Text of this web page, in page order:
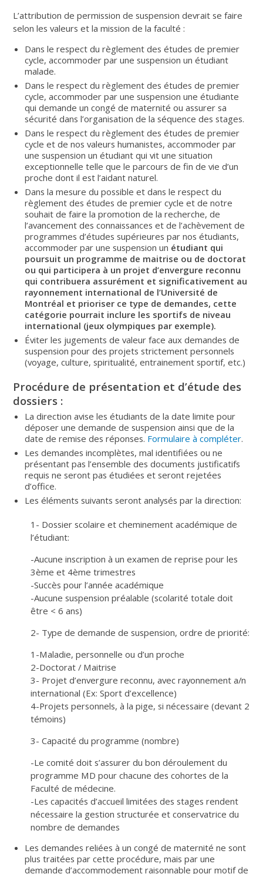
L’attribution de permission de suspension devrait se faire
selon les valeurs et la mission de la faculté :
Dans le respect du règlement des études de premier
cycle, accommoder par une suspension un étudiant
malade.
Dans le respect du règlement des études de premier
cycle, accommoder par une suspension une étudiante
qui demande un congé de maternité ou assurer sa
sécurité dans l’organisation de la séquence des stages.
Dans le respect du règlement des études de premier
cycle et de nos valeurs humanistes, accommoder par
une suspension un étudiant qui vit une situation
exceptionnelle telle que le parcours de fin de vie d’un
proche dont il est l’aidant naturel.
Dans la mesure du possible et dans le respect du
règlement des études de premier cycle et de notre
souhait de faire la promotion de la recherche, de
l’avancement des connaissances et de l’achèvement de
programmes d’études supérieures par nos étudiants,
accommoder par une suspension un étudiant qui
poursuit un programme de maitrise ou de doctorat
ou qui participera à un projet d’envergure reconnu
qui contribuera assurément et significativement au
rayonnement international de l’Université de
Montréal et prioriser ce type de demandes, cette
catégorie pourrait inclure les sportifs de niveau
international (jeux olympiques par exemple).
Éviter les jugements de valeur face aux demandes de
suspension pour des projets strictement personnels
(voyage, culture, spiritualité, entrainement sportif, etc.)
Procédure de présentation et d’étude des
dossiers :
La direction avise les étudiants de la date limite pour
déposer une demande de suspension ainsi que de la
date de remise des réponses. Formulaire à compléter.
Les demandes incomplètes, mal identifiées ou ne
présentant pas l’ensemble des documents justificatifs
requis ne seront pas étudiées et seront rejetées
d’office.
Les éléments suivants seront analysés par la direction:
1- Dossier scolaire et cheminement académique de
l’étudiant:
-Aucune inscription à un examen de reprise pour les
3ème et 4ème trimestres
-Succès pour l’année académique
-Aucune suspension préalable (scolarité totale doit
être < 6 ans)
2- Type de demande de suspension, ordre de priorité:
1-Maladie, personnelle ou d’un proche
2-Doctorat / Maitrise
3- Projet d’envergure reconnu, avec rayonnement a/n
international (Ex: Sport d’excellence)
4-Projets personnels, à la pige, si nécessaire (devant 2
témoins)
3- Capacité du programme (nombre)
-Le comité doit s’assurer du bon déroulement du
programme MD pour chacune des cohortes de la
Faculté de médecine.
-Les capacités d’accueil limitées des stages rendent
nécessaire la gestion structurée et conservatrice du
nombre de demandes
Les demandes reliées à un congé de maternité ne sont
plus traitées par cette procédure, mais par une
demande d’accommodement raisonnable pour motif de